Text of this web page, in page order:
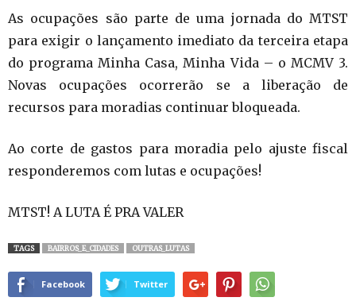
As ocupações são parte de uma jornada do MTST
para exigir o lançamento imediato da terceira etapa
do programa Minha Casa, Minha Vida – o MCMV 3.
Novas ocupações ocorrerão se a liberação de
recursos para moradias continuar bloqueada.
Ao corte de gastos para moradia pelo ajuste fiscal
responderemos com lutas e ocupações!
MTST! A LUTA É PRA VALER
TAGS BAIRROS_E_CIDADES OUTRAS_LUTAS
Facebook Twitter